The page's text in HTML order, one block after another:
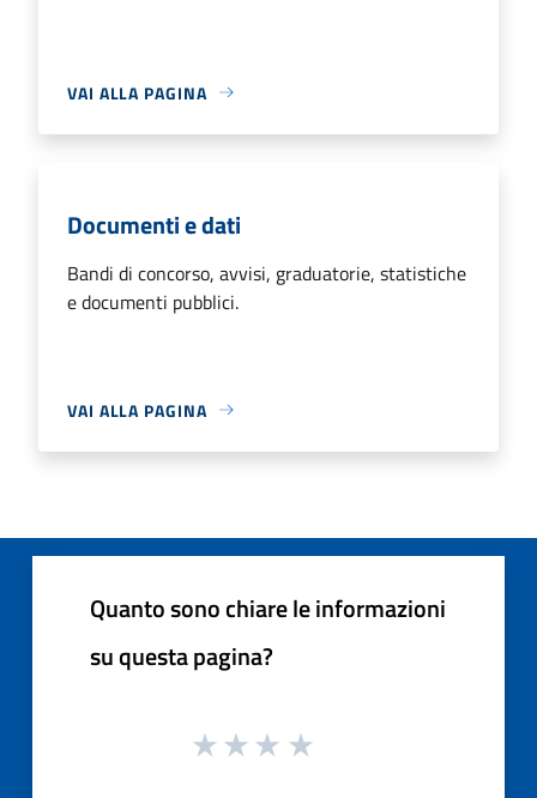
VAI ALLA PAGINA
Documenti e dati
Bandi di concorso, avvisi, graduatorie, statistiche
e documenti pubblici.
VAI ALLA PAGINA
Quanto sono chiare le informazioni
su questa pagina?